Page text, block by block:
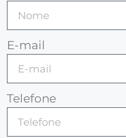
E-mail
Telefone